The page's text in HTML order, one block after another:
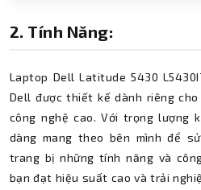
2. Tính Năng:
Laptop Dell Latitude 5430
Dell được thiết kế dành riêng
công nghệ cao. Với trọng lượng
dàng mang theo bên mình để
trang bị những tính năng và
bạn đạt hiệu suất cao và trải